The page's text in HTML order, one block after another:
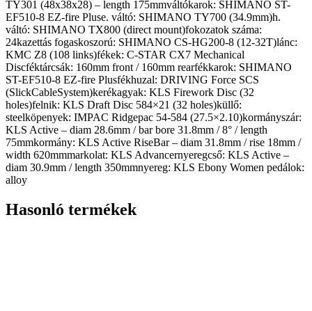
TY301 (48x38x28) – length 175mmváltókarok: SHIMANO ST-
EF510-8 EZ-fire Pluse. váltó: SHIMANO TY700 (34.9mm)h.
váltó: SHIMANO TX800 (direct mount)fokozatok száma:
24kazettás fogaskoszorú: SHIMANO CS-HG200-8 (12-32T)lánc:
KMC Z8 (108 links)fékek: C-STAR CX7 Mechanical
Discféktárcsák: 160mm front / 160mm rearfékkarok: SHIMANO
ST-EF510-8 EZ-fire Plusfékhuzal: DRIVING Force SCS
(SlickCableSystem)kerékagyak: KLS Firework Disc (32
holes)felnik: KLS Draft Disc 584×21 (32 holes)küllő:
steelköpenyek: IMPAC Ridgepac 54-584 (27.5×2.10)kormányszár:
KLS Active – diam 28.6mm / bar bore 31.8mm / 8° / length
75mmkormány: KLS Active RiseBar – diam 31.8mm / rise 18mm /
width 620mmmarkolat: KLS Advancernyeregcső: KLS Active –
diam 30.9mm / length 350mmnyereg: KLS Ebony Women pedálok:
alloy
Hasonló termékek